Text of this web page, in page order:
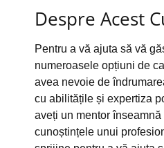
Despre Acest
Pentru a vă ajuta să vă
numeroasele opțiuni de
avea nevoie de
cu abilitățile și expertiza
aveți un mentor
cunoștințele unui